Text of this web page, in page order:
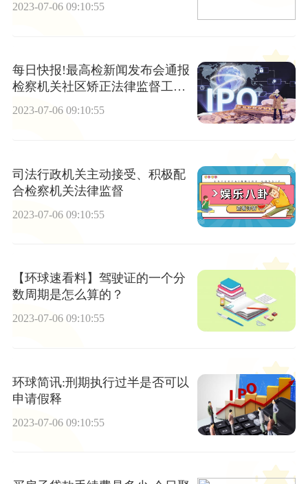
2023-07-06 09:10:55
每日快报!最高检新闻发布会通报
检察机关社区矫正法律监督工作
情况
2023-07-06 09:10:55
司法行政机关主动接受、积极配
合检察机关法律监督
2023-07-06 09:10:55
【环球速看料】驾驶证的一个分
数周期是怎么算的？
2023-07-06 09:10:55
环球简讯:刑期执行过半是否可以
申请假释
2023-07-06 09:10:55